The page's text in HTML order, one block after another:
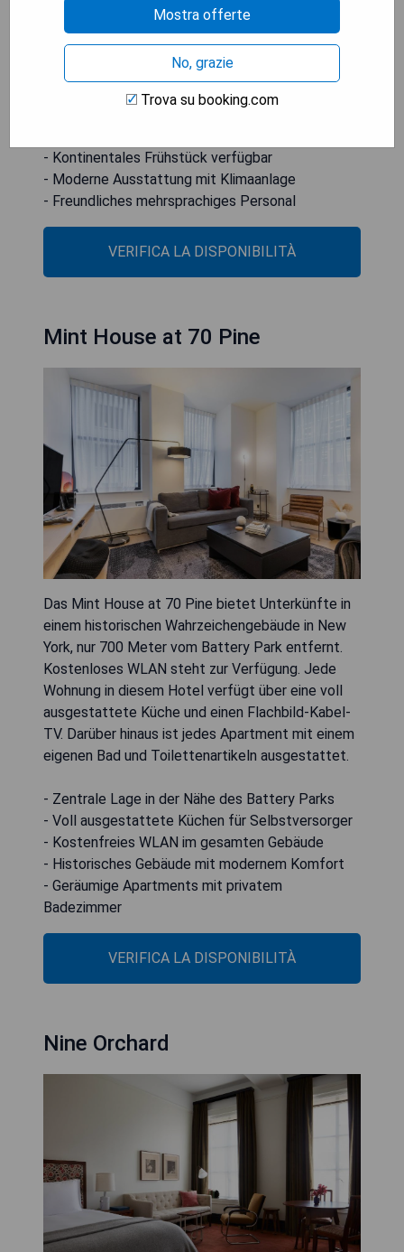
Italienisch und informiert die Gäste gerne rund um
die Uhr über praktische Informationen zur
Umgebung.
- Zentrale Lage in der Nähe von Top-
- Kontinentales Frühstück verfügbar
- Moderne Ausstattung mit Klimaanlage
- Freundliches mehrsprachiges Personal
VERIFICA LA DISPONIBILITÀ
Mint House at 70 Pine
Das Mint House at 70 Pine bietet Unterkünfte in
einem historischen Wahrzeichengebäude in New
York, nur 700 Meter vom Battery Park entfernt.
Kostenloses WLAN steht zur Verfügung. Jede
Wohnung in diesem Hotel verfügt über eine voll
ausgestattete Küche und einen Flachbild-Kabel-
TV. Darüber hinaus ist jedes Apartment mit einem
eigenen Bad und Toilettenartikeln ausgestattet.
- Zentrale Lage in der Nähe des Battery Parks
- Voll ausgestattete Küchen für Selbstversorger
- Kostenfreies WLAN im gesamten Gebäude
- Historisches Gebäude mit modernem Komfort
- Geräumige Apartments mit privatem
Badezimmer
VERIFICA LA DISPONIBILITÀ
Nine Orchard
Mostra offerte
No, grazie
Trova su booking.com